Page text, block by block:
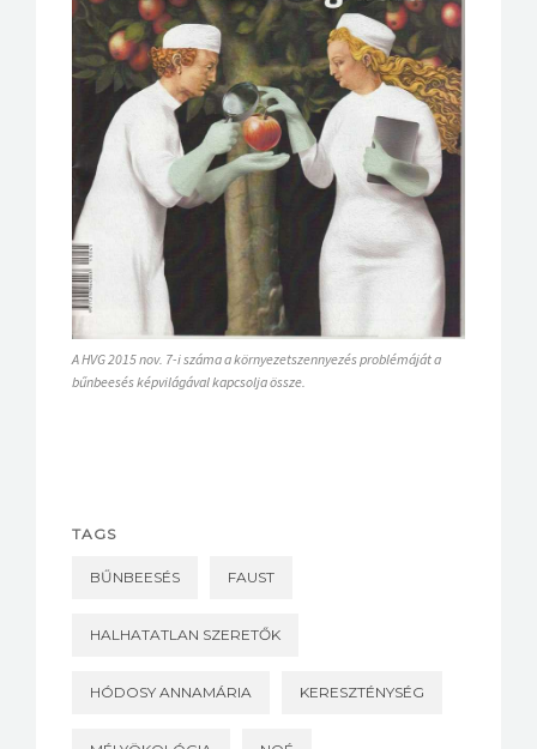
A HVG 2015 nov. 7-i száma a környezetszennyezés problémáját a
bűnbeesés képvilágával kapcsolja össze.
TAGS
BŰNBEESÉS FAUST
HALHATATLAN SZERETŐK
HÓDOSY ANNAMÁRIA KERESZTÉNYSÉG